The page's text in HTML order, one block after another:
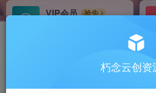
VIP会员
抢先
会员专属推广链接朽念云创资